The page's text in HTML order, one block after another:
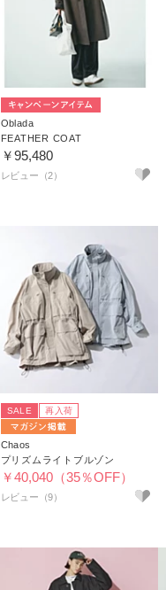
Oblada
FEATHER COAT
￥95,480
レビュー（2）
SALE 再入荷
Chaos
プリズムライトブルゾン
￥40,040（35％OFF）
レビュー（9）